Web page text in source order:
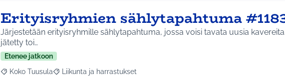
Erityisryhmien sählytapahtuma
Järjestetään erityisryhmille sählytapahtuma, jossa voisi tavata uusia kavereita. Idea
jätetty toi…
Etenee jatkoon
Rajaa tulokset aihepiirin mukaan: Koko Tuusula
Koko Tuusula Rajaa tulokset teeman mukaan: Liikunta ja harrastukset
Liikunta ja harrastukset